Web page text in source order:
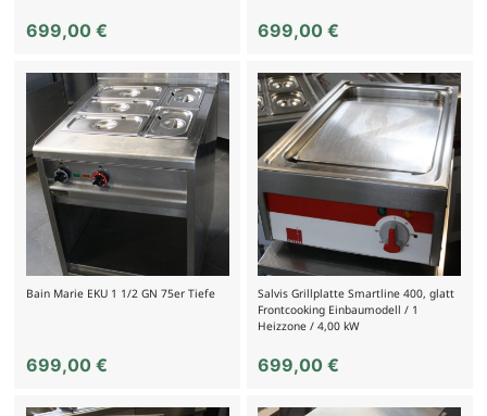
699,00 € 699,00€
Bain Marie EKU 1 1/2 GN 75er Tiefe
699,00 €
Salvis Grillplatte Smartline 400, glatt
Frontcooking Einbaumodell / 1
Heizzone / 4,00 kW
699,00€